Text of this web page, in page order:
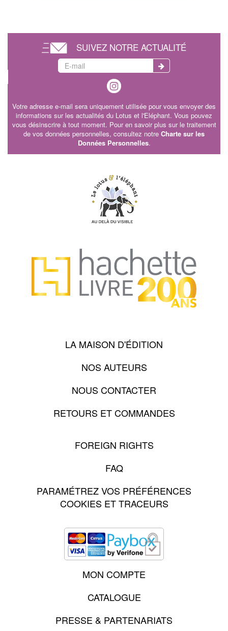
SUIVEZ NOTRE ACTUALITÉ
Votre adresse e-mail sera uniquement utilisée pour vous envoyer des
informations sur les actualités du Lotus et l'Eléphant. Vous pouvez
vous désinscrire à tout moment. Pour en savoir plus sur le traitement
de vos données personnelles, consultez notre Charte sur les
Données Personnelles.
LA MAISON D'ÉDITION
NOS AUTEURS
NOUS CONTACTER
RETOURS ET COMMANDES
FOREIGN RIGHTS
FAQ
PARAMÉTREZ VOS PRÉFÉRENCES
COOKIES ET TRACEURS
MON COMPTE
CATALOGUE
PRESSE & PARTENARIATS